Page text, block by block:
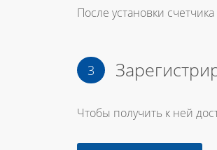
После установки
Чтобы получить к ней